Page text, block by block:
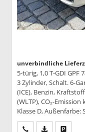
unverbindliche
5-türig, 1,0 T-GDI GPF
3 Zylinder, Schalt. 6-
(ICE), Benzin,
(WLTP), CO₂-
Klasse D, Außenfarbe:
Wir rufen Sie an
PDF-Datei,